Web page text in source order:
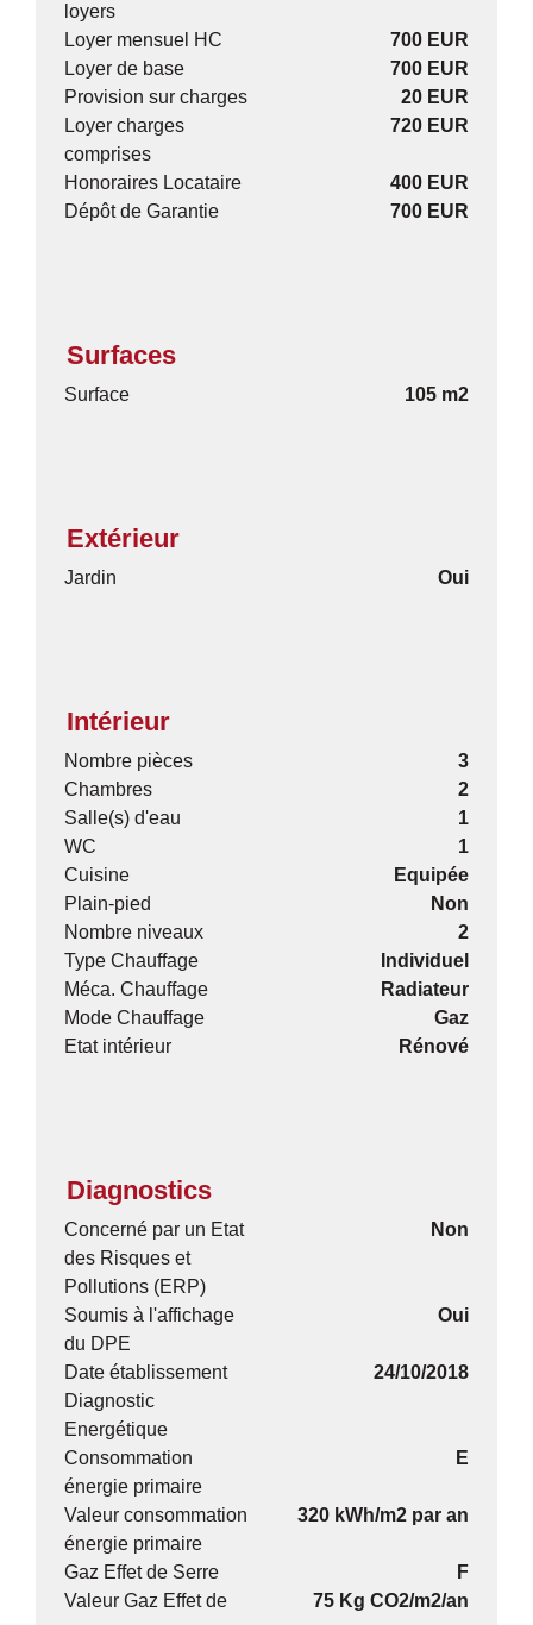
loyers
Loyer mensuel HC
700 EUR
Loyer de base
700 EUR
Provision sur charges
20 EUR
Loyer charges
comprises
720 EUR
Honoraires Locataire
400 EUR
Dépôt de Garantie
700 EUR
Surfaces
Surface 105 m2
Extérieur
Jardin Oui
Intérieur
Nombre pièces
3
Chambres
2
Salle(s) d'eau
1
WC
1
Cuisine
Equipée
Plain-pied
Non
Nombre niveaux
2
Type Chauffage
Individuel
Méca. Chauffage
Radiateur
Mode Chauffage
Gaz
Etat intérieur
Rénové
Diagnostics
Concerné par un Etat
des Risques et
Pollutions (ERP)
Non
Soumis à l'affichage
du DPE
Oui
Date établissement
Diagnostic
Energétique
24/10/2018
Consommation
énergie primaire
E
Valeur consommation
énergie primaire
320 kWh/m2 par an
Gaz Effet de Serre
F
Valeur Gaz Effet de
75 Kg CO2/m2/an